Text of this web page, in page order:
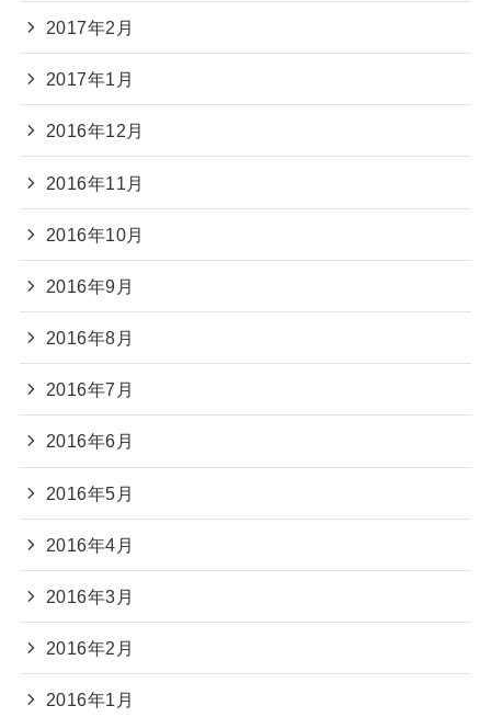
2017年2月
2017年1月
2016年12月
2016年11月
2016年10月
2016年9月
2016年8月
2016年7月
2016年6月
2016年5月
2016年4月
2016年3月
2016年2月
2016年1月